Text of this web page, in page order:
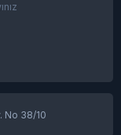
No 38/10